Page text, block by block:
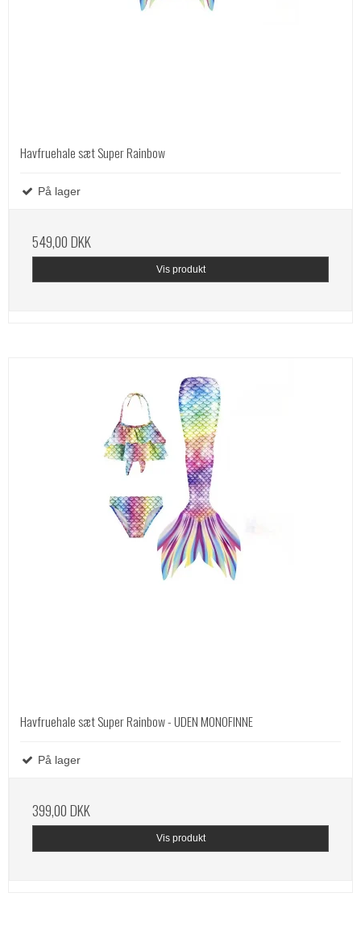
Havfruehale sæt Super Rainbow
På lager
549,00 DKK
Vis produkt
Havfruehale sæt Super Rainbow - UDEN MONOFINNE
På lager
399,00 DKK
Vis produkt